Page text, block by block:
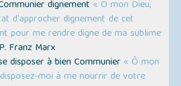
dignement « Ô mon Dieu,
d'approcher dignement de cet
pour me rendre digne de ma sublime
Franz Marx
disposer à bien Communier « Ô mon
moi à me nourrir de votre